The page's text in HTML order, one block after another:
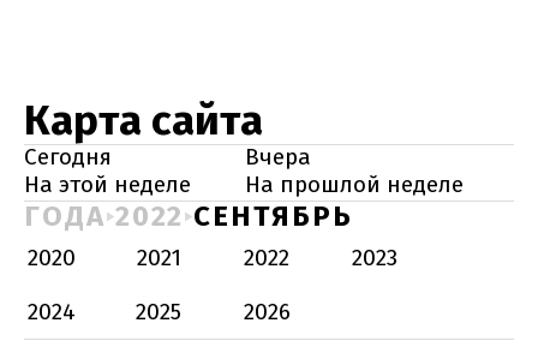
Карта сайта
Сегодня
Вчера
На этой неделе
На прошлой неделе
ГОДА 2022 СЕНТЯБРЬ
2020 2021 2022
2023
2024
2025
2026